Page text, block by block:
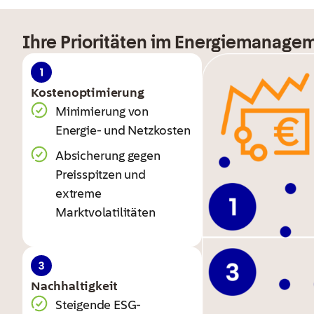
Ihre Prioritäten im
Kosten­optimierung
Minimierung von
Energie- und Netzkosten
Absicherung gegen
Preisspitzen und
extreme
Marktvolatilitäten
Nachhaltigkeit
Steigende ESG-